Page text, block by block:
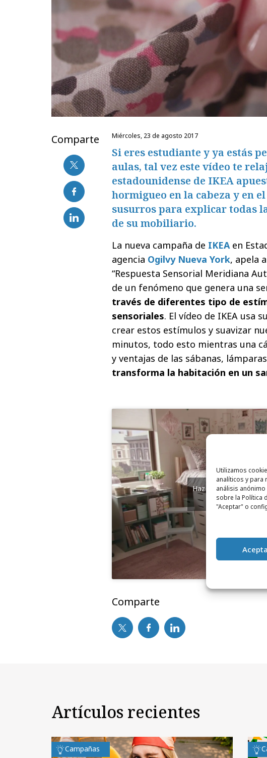
Utilizamos
analíticos y para
análisis
sobre la Política
"Aceptar" o
Comparte miércoles, 23 de agosto 2017
Si eres estudiante y ya estás
aulas, tal vez este vídeo te
estadounidense de IKEA
hormigueo en la cabeza y en
susurros para explicar todas
de su mobiliario.
La nueva campaña de IKEA en
agencia Ogilvy Nueva York, apela
“Respuesta Sensorial Meridiana
de un fenómeno que genera una
través de diferentes tipo de
sensoriales. El vídeo de IKEA usa
crear estos estímulos y suavizar
minutos, todo esto mientras una
y ventajas de las sábanas,
transforma la habitación en un
Haz clic para aceptar
y permitir
Comparte
Artículos recientes
Campañas